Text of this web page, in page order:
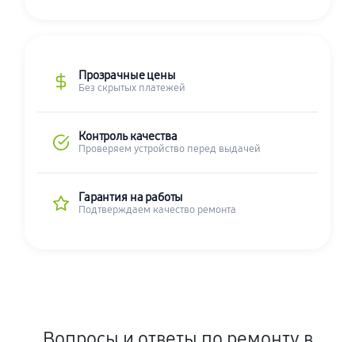
Прозрачные цены
Без скрытых платежей
Контроль качества
Проверяем устройство перед выдачей
Гарантия на работы
Подтверждаем качество ремонта